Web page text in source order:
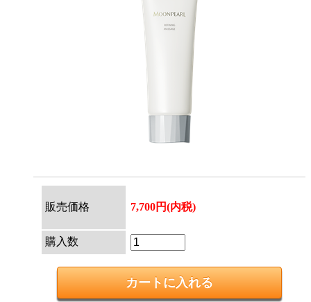
販売価格 7,700円(内税)
購入数